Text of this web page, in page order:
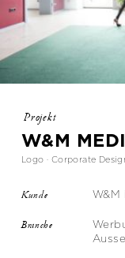
Projekt
W&M
Logo · Corporate
Kunde W&M
Branche